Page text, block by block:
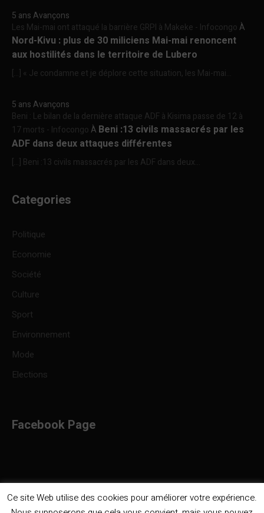
5 ans Avançons
Les Mai-mai ont attaqué la barrière GRPI à Makeke - InfocongoÀ
Nord-Kivu : plus de 30 miliciens Mai-mai renoncent
aux hostilités dans le territoire de Lubero
[…] « Je condamne et je déplore cette situation, les Mai-mai...
5 ans Avançons
Beni : Le bilan de la dernière attaque ADF à Kisima passe de 12 à
17 morts - InfocongoÀ Beni :13 civils massacrés par les
ADF dans deux attaques différentes
[…] Beni :13 civils massacrés par les ADF dans deux...
Categories
Politique
Economie
Société
Culture
Sport
Environnement
Mode
Elections
Facebook Page
Ce site Web utilise des cookies pour améliorer votre expérience.